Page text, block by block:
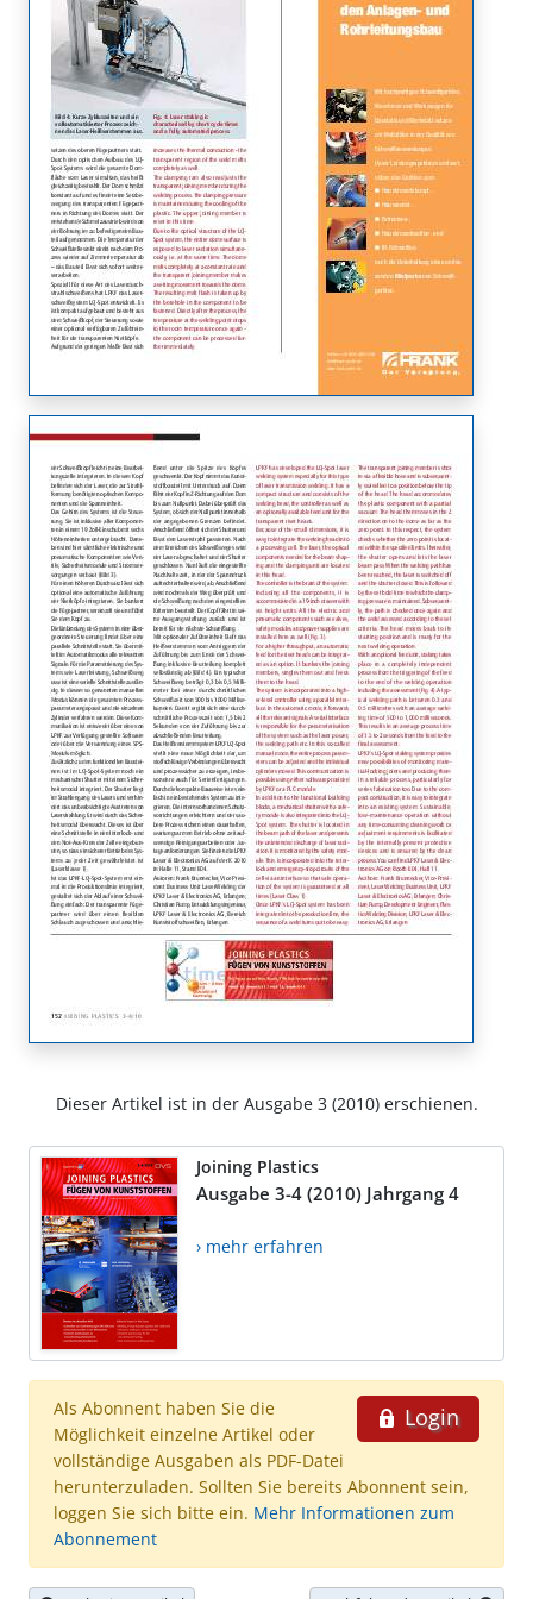
Dieser Artikel ist in der Ausgabe 3 (2010) erschienen.
Joining Plastics
Ausgabe 3-4 (2010) Jahrgang 4
› mehr erfahren
Login
Als Abonnent haben Sie die
Möglichkeit einzelne Artikel oder
vollständige Ausgaben als PDF-Datei
herunterzuladen. Sollten Sie bereits Abonnent sein,
loggen Sie sich bitte ein. Mehr Informationen zum
Abonnement